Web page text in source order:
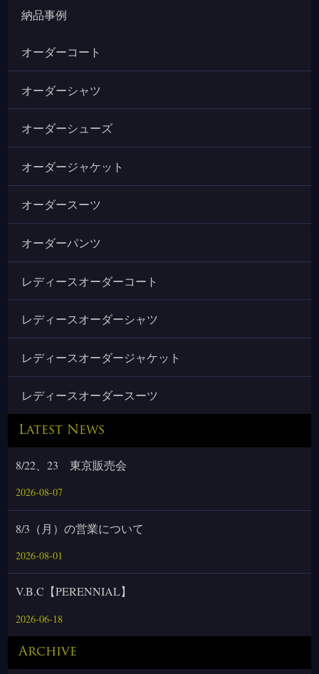
納品事例
オーダーコート
オーダーシャツ
オーダーシューズ
オーダージャケット
オーダースーツ
オーダーパンツ
レディースオーダーコート
レディースオーダーシャツ
レディースオーダージャケット
レディースオーダースーツ
Latest News
8/22、23 東京販売会
2026-08-07
8/3（月）の営業について
2026-08-01
V.B.C【PERENNIAL】
2026-06-18
Archive